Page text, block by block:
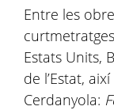
Entre les
Estats Units,
de l’Estat,
Cerdanyola: